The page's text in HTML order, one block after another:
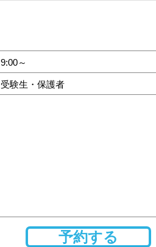
9:00～
受験生・保護者
予約する